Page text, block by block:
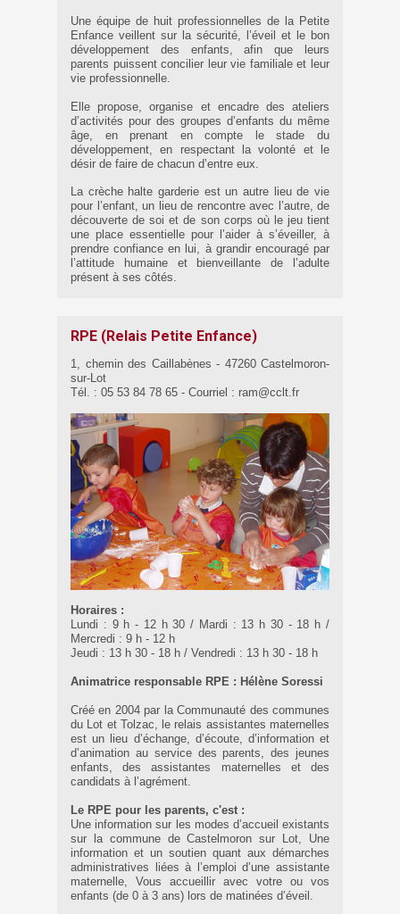
Une équipe de huit professionnelles de la Petite
Enfance veillent sur la sécurité, l’éveil et le bon
développement des enfants, afin que leurs
parents puissent concilier leur vie familiale et leur
vie professionnelle.
Elle propose, organise et encadre des ateliers
d’activités pour des groupes d’enfants du même
âge, en prenant en compte le stade du
développement, en respectant la volonté et le
désir de faire de chacun d’entre eux.
La crèche halte garderie est un autre lieu de vie
pour l’enfant, un lieu de rencontre avec l’autre, de
découverte de soi et de son corps où le jeu tient
une place essentielle pour l’aider à s’éveiller, à
prendre confiance en lui, à grandir encouragé par
l’attitude humaine et bienveillante de l’adulte
présent à ses côtés.
RPE (Relais Petite Enfance)
1, chemin des Caillabènes - 47260 Castelmoron-
sur-Lot
Tél. : 05 53 84 78 65 - Courriel : ram@cclt.fr
Horaires :
Lundi : 9 h - 12 h 30 / Mardi : 13 h 30 - 18 h /
Mercredi : 9 h - 12 h
Jeudi : 13 h 30 - 18 h / Vendredi : 13 h 30 - 18 h
Animatrice responsable RPE : Hélène Soressi
Créé en 2004 par la Communauté des communes
du Lot et Tolzac, le relais assistantes maternelles
est un lieu d’échange, d’écoute, d’information et
d’animation au service des parents, des jeunes
enfants, des assistantes maternelles et des
candidats à l’agrément.
Le RPE pour les parents, c'est :
Une information sur les modes d’accueil existants
sur la commune de Castelmoron sur Lot, Une
information et un soutien quant aux démarches
administratives liées à l’emploi d’une assistante
maternelle, Vous accueillir avec votre ou vos
enfants (de 0 à 3 ans) lors de matinées d’éveil.